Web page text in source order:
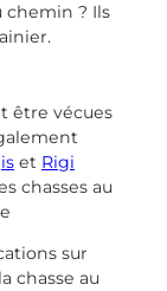
chemin ? Ils
être vécues
et Rigi
chasses au
sur
chasse au